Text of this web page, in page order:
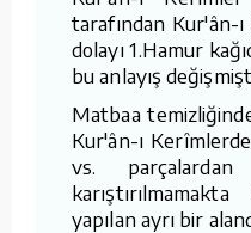
tarafından Kur'ân-
dolayı 1.Hamur
bu anlayış
Matbaa
Kur'ân-ı
vs. parçalardan
yapılan ayrı bir